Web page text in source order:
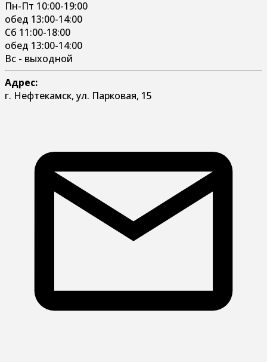
Пн-Пт 10:00-19:00
обед 13:00-14:00
Сб 11:00-18:00
обед 13:00-14:00
Вс - выходной
Адрес:
г. Нефтекамск, ул. Парковая, 15